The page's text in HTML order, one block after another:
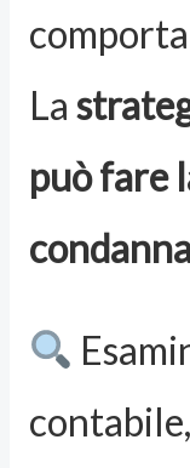
La
può fare